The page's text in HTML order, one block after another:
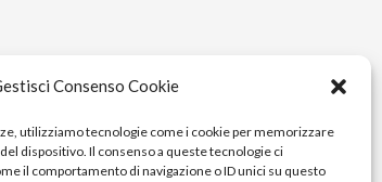
Consenso Cookie
utilizziamo tecnologie come i cookie per memorizzare
dispositivo. Il consenso a queste tecnologie ci
il comportamento di navigazione o ID unici su questo